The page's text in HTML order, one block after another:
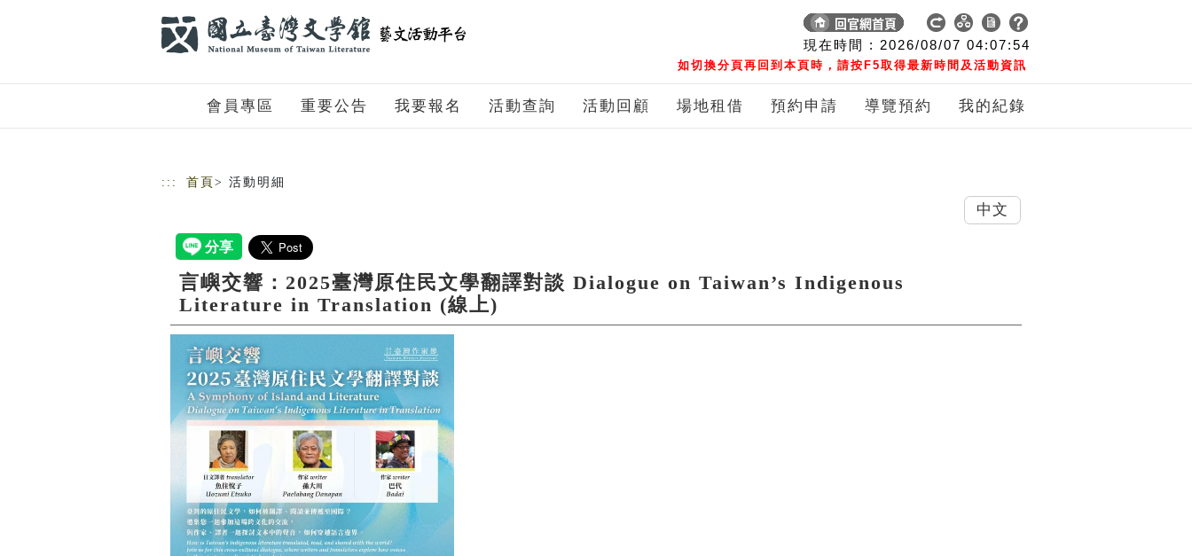
現在時間 : 2026/08/07 04:07:55
如切換分頁再回到本頁時，請按F5取得最新時間及活動資訊
會員專區 重要公告 我要報名 活動查詢 活動回顧 場地租借 預約申請 導覽預約 我的紀錄
::: 首頁 > 活動明細
言嶼交響：2025臺灣原住民文學翻譯對談 Dialogue on Taiwan’s Indigenous
Literature in Translation (線上)